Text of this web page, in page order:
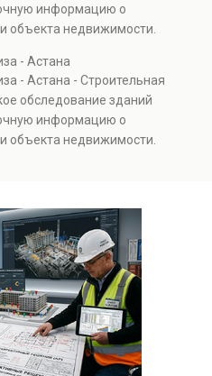
и технических
информацию о
объекта недвижимости.
скрытых дефектов
для проверки
подготовки к реконструкции,
разбирательств.
техническое
- Астана
- Астана - Строительная
обследование зданий
информацию о
объекта недвижимости.
подготовки к реконструкции,
разбирательств.
техническое
силу.